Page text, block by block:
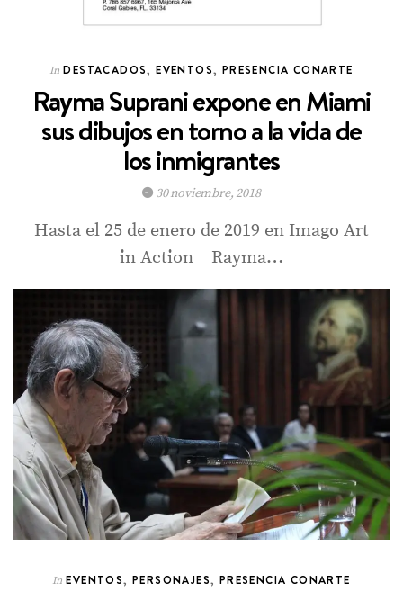
In DESTACADOS,EVENTOS, PRESENCIA CONARTE
Rayma Suprani expone en Miami
sus dibujos en torno a la vida de
los inmigrantes
30 noviembre, 2018
Hasta el 25 de enero de 2019 en Imago Art
in Action Rayma…
In EVENTOS, PERSONAJES, PRESENCIA CONARTE